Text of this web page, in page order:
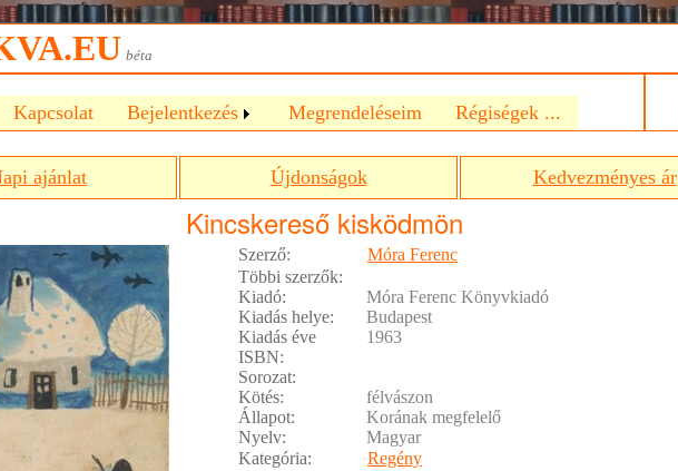
béta
Kapcsolat Bejelentkezés Megrendeléseim Régiségek ...
ajánlat Újdonságok Kedvezményes ár
Kincskereső kisködmön
Szerző:
Móra Ferenc
Többi szerzők:
Kiadó:
Móra Ferenc Könyvkiadó
Kiadás helye:
Budapest
Kiadás éve
1963
ISBN:
Sorozat:
Kötés:
félvászon
Állapot:
Korának megfelelő
Nyelv:
Magyar
Kategória:
Regény